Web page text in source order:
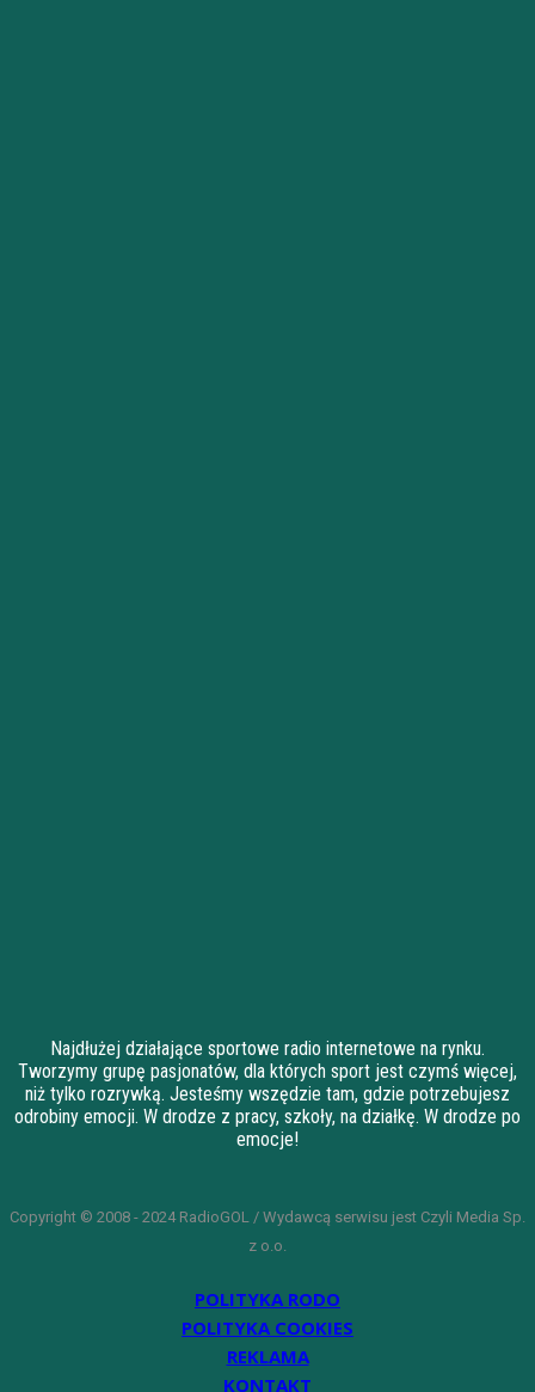
Najdłużej działające sportowe radio internetowe na rynku.
Tworzymy grupę pasjonatów, dla których sport jest czymś więcej,
niż tylko rozrywką. Jesteśmy wszędzie tam, gdzie potrzebujesz
odrobiny emocji. W drodze z pracy, szkoły, na działkę. W drodze po
emocje!
Copyright © 2008 - 2024 RadioGOL / Wydawcą serwisu jest Czyli Media Sp.
z o.o.
POLITYKA RODO
POLITYKA COOKIES
REKLAMA
KONTAKT